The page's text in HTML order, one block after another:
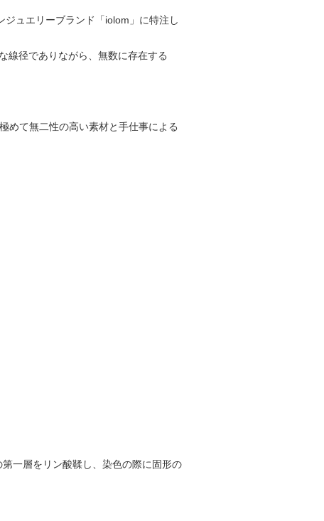
ュエリーブランド「iolom」に特注し
線径でありながら、無数に存在する
めて無⼆性の⾼い素材と⼿仕事による
⼀層をリン酸鞣し、染⾊の際に固形の